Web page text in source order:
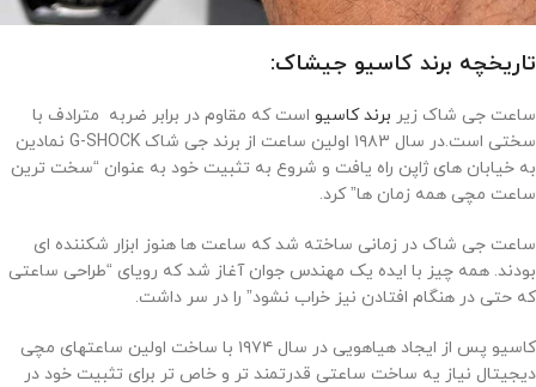
تاریخچه برند کاسیو جیشاک:
ساعت جی شاک زیر برند کاسیو است که مقاوم در برابر ضربه مترادف با
سختی است.در سال ۱۹۸۳ اولین ساعت از برند جی شاک G-SHOCK نمادین
به خیابان های ژاپن راه یافت و شروع به تثبیت خود به عنوان “سخت ترین
ساعت مچی همه زمان ها” کرد.
ساعت جی شاک در زمانی ساخته شد که ساعت ها هنوز ابزار شکننده ای
بودند. همه چیز با ایده یک مهندس جوان آغاز شد که رویای “طراحی ساعتی
که حتی در هنگام افتادن نیز خراب نشود” را در سر داشت.
کاسیو پس از ایجاد هیاهویی در سال ۱۹۷۴ با ساخت اولین ساعتهای مچی
دیجیتال نیاز یه ساخت ساعتی قدرتمند تر و خاص تر برای تثبیت خود در